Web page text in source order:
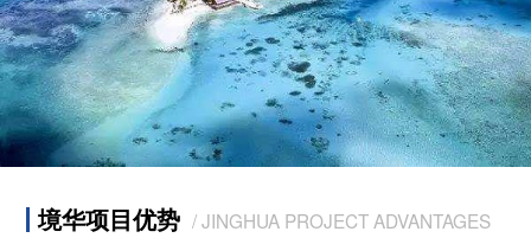
境华项目优势 / JINGHUA PROJECT ADVANTAGES